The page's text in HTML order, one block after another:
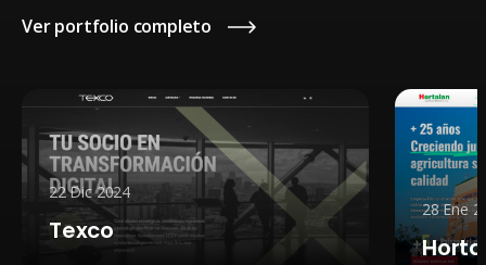
Ver portfolio completo
22 Dic 2024
Texco
28 Ene